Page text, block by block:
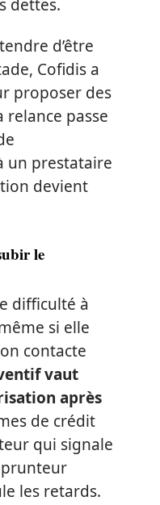
dettes.
d’être
Cofidis a
proposer des
relance passe
un prestataire
devient
le
difficulté à
si elle
contacte
vaut
après
de crédit
qui signale
les retards.